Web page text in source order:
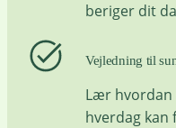
beriger dit
Vejledning til
Lær
hverdag